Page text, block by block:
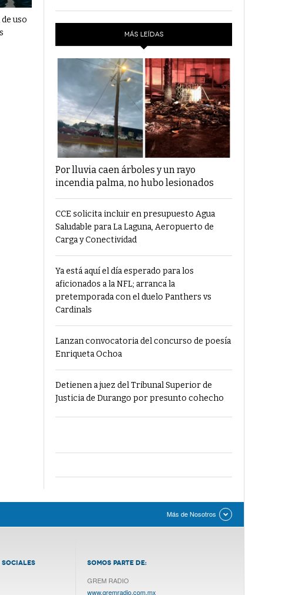
uso
MÁS LEÍDAS
Por lluvia caen árboles y un rayo
incendia palma, no hubo lesionados
CCE solicita incluir en presupuesto Agua
Saludable para La Laguna, Aeropuerto de
Carga y Conectividad
Ya está aquí el día esperado para los
aficionados a la NFL; arranca la
pretemporada con el duelo Panthers vs
Cardinals
Lanzan convocatoria del concurso de poesía
Enriqueta Ochoa
Detienen a juez del Tribunal Superior de
Justicia de Durango por presunto cohecho
Más de Nosotros
SOCIALES SOMOS PARTE DE:
GREM RADIO
www.gremradio.com.mx